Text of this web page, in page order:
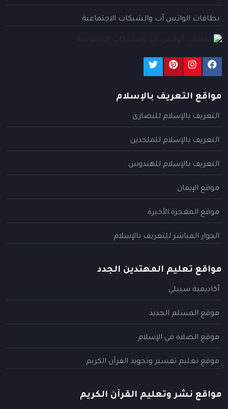
بطاقات الواتس آب والشبكات الاجتماعية
مواقع التعريف بالإسلام
التعريف بالإسلام للنصارى
التعريف بالإسلام للملحدين
التعريف بالإسلام للهندوس
موقع الإيمان
موقع المعجزة الأخيرة
الحوار المباشر للتعريف بالإسلام
مواقع تعليم المهتدين الجدد
أكاديمية سبيلي
موقع المسلم الجديد
موقع الصلاة في الإسلام
موقع تعليم تفسير وتجويد القرآن الكريم
مواقع نشر وتعليم القرآن الكريم